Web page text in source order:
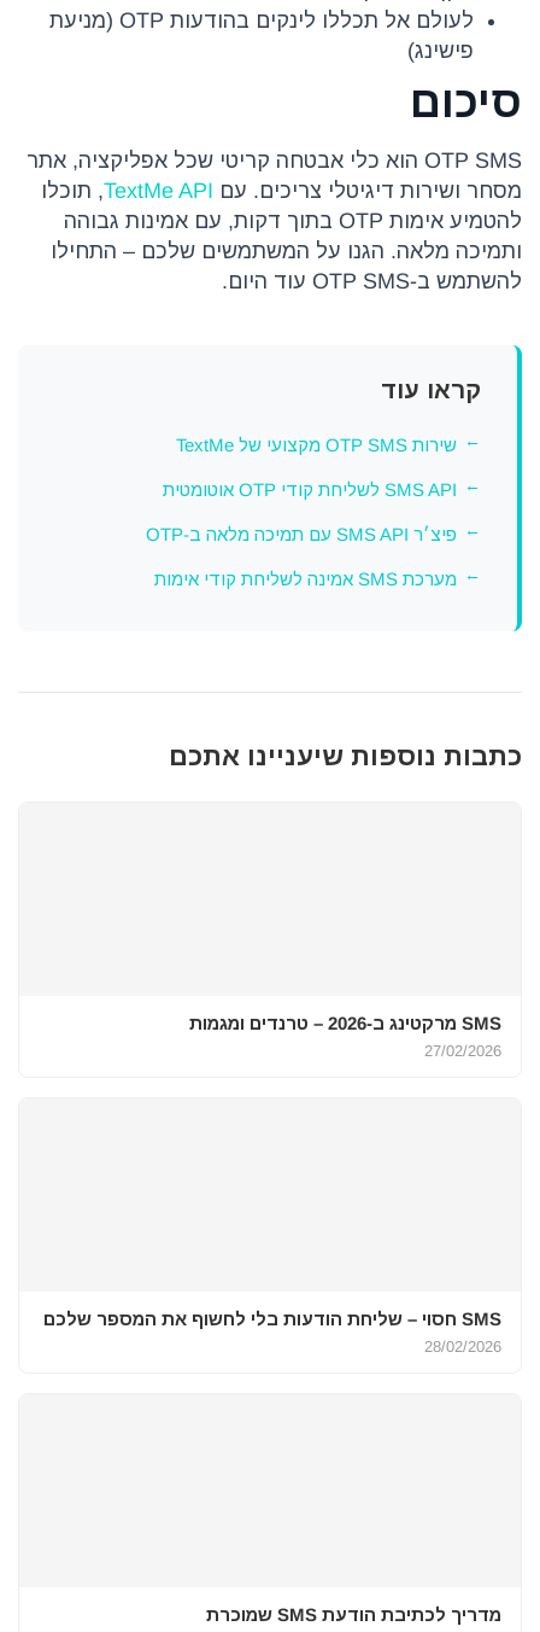
לעולם אל תכללו לינקים בהודעות OTP (מניעת
פישינג)
סיכום
OTP SMS הוא כלי אבטחה קריטי שכל אפליקציה, אתר
מסחר ושירות דיגיטלי צריכים. עם TextMe API, תוכלו
להטמיע אימות OTP בתוך דקות, עם אמינות גבוהה
ותמיכה מלאה. הגנו על המשתמשים שלכם – התחילו
להשתמש ב-OTP SMS עוד היום.
קראו עוד
שירות OTP SMS מקצועי של TextMe
SMS API לשליחת קודי OTP אוטומטית
פיצ׳ר SMS API עם תמיכה מלאה ב-OTP
מערכת SMS אמינה לשליחת קודי אימות
כתבות נוספות שיעניינו אתכם
SMS מרקטינג ב-2026 – טרנדים ומגמות
27/02/2026
SMS חסוי – שליחת הודעות בלי לחשוף את המספר שלכם
28/02/2026
מדריך לכתיבת הודעת SMS שמוכרת